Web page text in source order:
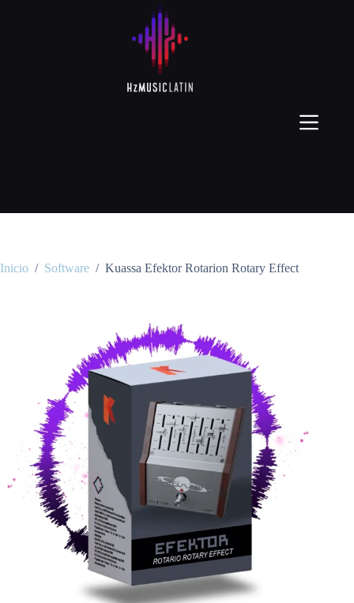
Inicio / Software / Kuassa Efektor Rotarion Rotary Effect